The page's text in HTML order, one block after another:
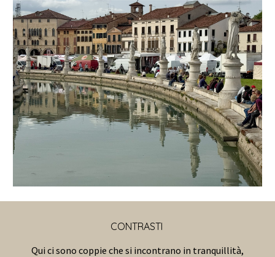
CONTRASTI
Qui ci sono coppie che si incontrano in tranquillità,